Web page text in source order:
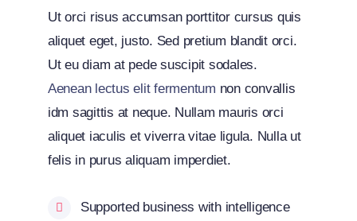
Ut orci risus accumsan porttitor cursus quis
aliquet eget, justo. Sed pretium blandit orci.
Ut eu diam at pede suscipit sodales.
Aenean lectus elit fermentum non convallis
idm sagittis at neque. Nullam mauris orci
aliquet iaculis et viverra vitae ligula. Nulla ut
felis in purus aliquam imperdiet.
Supported business with intelligence